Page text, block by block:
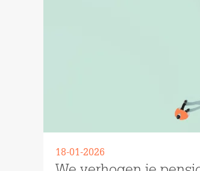
18-01-2026